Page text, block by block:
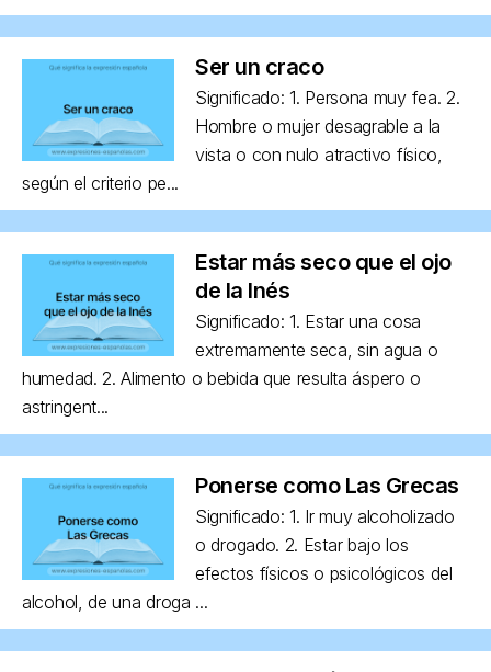
Ser un craco
Significado: 1. Persona muy fea. 2.
Hombre o mujer desagrable a la
vista o con nulo atractivo físico,
según el criterio pe...
Estar más seco que el ojo
de la Inés
Significado: 1. Estar una cosa
extremamente seca, sin agua o
humedad. 2. Alimento o bebida que resulta áspero o
astringent...
Ponerse como Las Grecas
Significado: 1. Ir muy alcoholizado
o drogado. 2. Estar bajo los
efectos físicos o psicológicos del
alcohol, de una droga ...